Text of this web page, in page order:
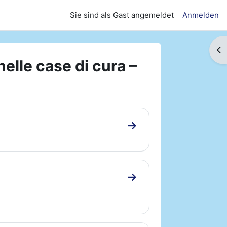
Sie sind als Gast angemeldet Anmelden
case di cura –
Zum Abschnitt
Zum Abschnitt 1.